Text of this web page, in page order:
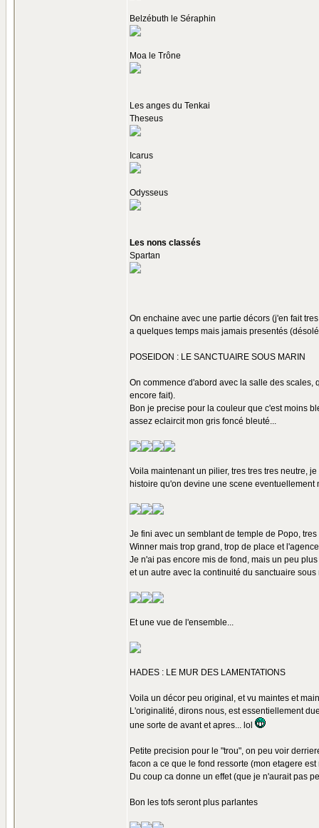
Belzébuth le Séraphin
Moa le Trône
Les anges du Tenkai
Theseus
Icarus
Odysseus
Les nons classés
Spartan
On enchaine avec une partie décors (j'en fait
a quelques temps mais jamais presentés
POSEIDON : LE SANCTUAIRE SOUS MARIN
On commence d'abord avec la salle des
encore fait).
Bon je precise pour la couleur que c'est moins
assez eclaircit mon gris foncé bleuté...
Voila maintenant un pilier, tres tres tres neutre,
histoire qu'on devine une scene eventuellement
Je fini avec un semblant de temple de Popo,
Winner mais trop grand, trop de place et
Je n'ai pas encore mis de fond, mais un peu
et un autre avec la continuité du sanctuaire
Et une vue de l'ensemble...
HADES : LE MUR DES LAMENTATIONS
Voila un décor peu original, et vu maintes et
L'originalité, dirons nous, est essentiellement
une sorte de avant et apres... lol
Petite precision pour le "trou", on peu voir
facon a ce que le fond ressorte (mon etagere est
Du coup ca donne un effet (que je n'aurait pas
Bon les tofs seront plus parlantes